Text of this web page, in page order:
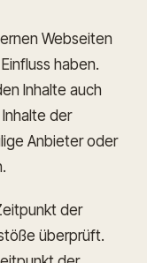
Webseiten
haben.
Inhalte auch
der
Anbieter oder
der
überprüft.